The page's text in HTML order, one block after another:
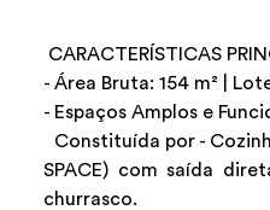
CARACTERÍSTICAS
- Área Bruta: 154 m² |
- Espaços Amplos e
Constituída por -
SPACE) com saída
churrasco.